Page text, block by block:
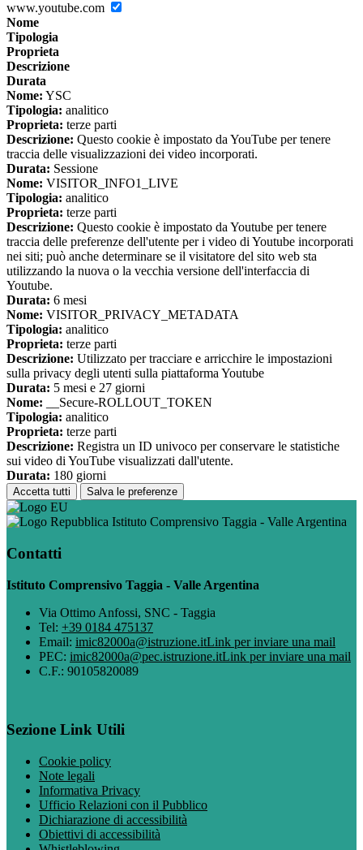
www.youtube.com
Nome
Tipologia
Proprieta
Descrizione
Durata
Nome: YSC
Tipologia: analitico
Proprieta: terze parti
Descrizione: Questo cookie è impostato da YouTube per tenere
traccia delle visualizzazioni dei video incorporati.
Durata: Sessione
Nome: VISITOR_INFO1_LIVE
Tipologia: analitico
Proprieta: terze parti
Descrizione: Questo cookie è impostato da Youtube per tenere
traccia delle preferenze dell'utente per i video di Youtube incorporati
nei siti; può anche determinare se il visitatore del sito web sta
utilizzando la nuova o la vecchia versione dell'interfaccia di
Youtube.
Durata: 6 mesi
Nome: VISITOR_PRIVACY_METADATA
Tipologia: analitico
Proprieta: terze parti
Descrizione: Utilizzato per tracciare e arricchire le impostazioni
sulla privacy degli utenti sulla piattaforma Youtube
Durata: 5 mesi e 27 giorni
Nome: __Secure-ROLLOUT_TOKEN
Tipologia: analitico
Proprieta: terze parti
Descrizione: Registra un ID univoco per conservare le statistiche
sui video di YouTube visualizzati dall'utente.
Durata: 180 giorni
Accetta tutti Salva le preferenze
Istituto Comprensivo Taggia - Valle Argentina
Contatti
Istituto Comprensivo Taggia - Valle Argentina
Via Ottimo Anfossi, SNC - Taggia
Tel: +39 0184 475137
Email: imic82000a@istruzione.itLink per inviare una mail
PEC: imic82000a@pec.istruzione.itLink per inviare una mail
C.F.: 90105820089
Sezione Link Utili
Cookie policy
Note legali
Informativa Privacy
Ufficio Relazioni con il Pubblico
Dichiarazione di accessibilità
Obiettivi di accessibilità